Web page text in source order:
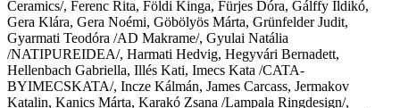
Ceramics/, Ferenc Rita, Földi Kinga, Fürjes Dóra, Gálffy Ildikó,
Gera Klára, Gera Noémi, Göbölyös Márta, Grünfelder Judit,
Gyarmati Teodóra /AD Makrame/, Gyulai Natália
/NATIPUREIDEA/, Harmati Hedvig, Hegyvári Bernadett,
Hellenbach Gabriella, Illés Kati, Imecs Kata /CATA-
BYIMECSKATA/, Incze Kálmán, James Carcass, Jermakov
Katalin, Kanics Márta, Karakó Zsana /Lampala Ringdesign/,